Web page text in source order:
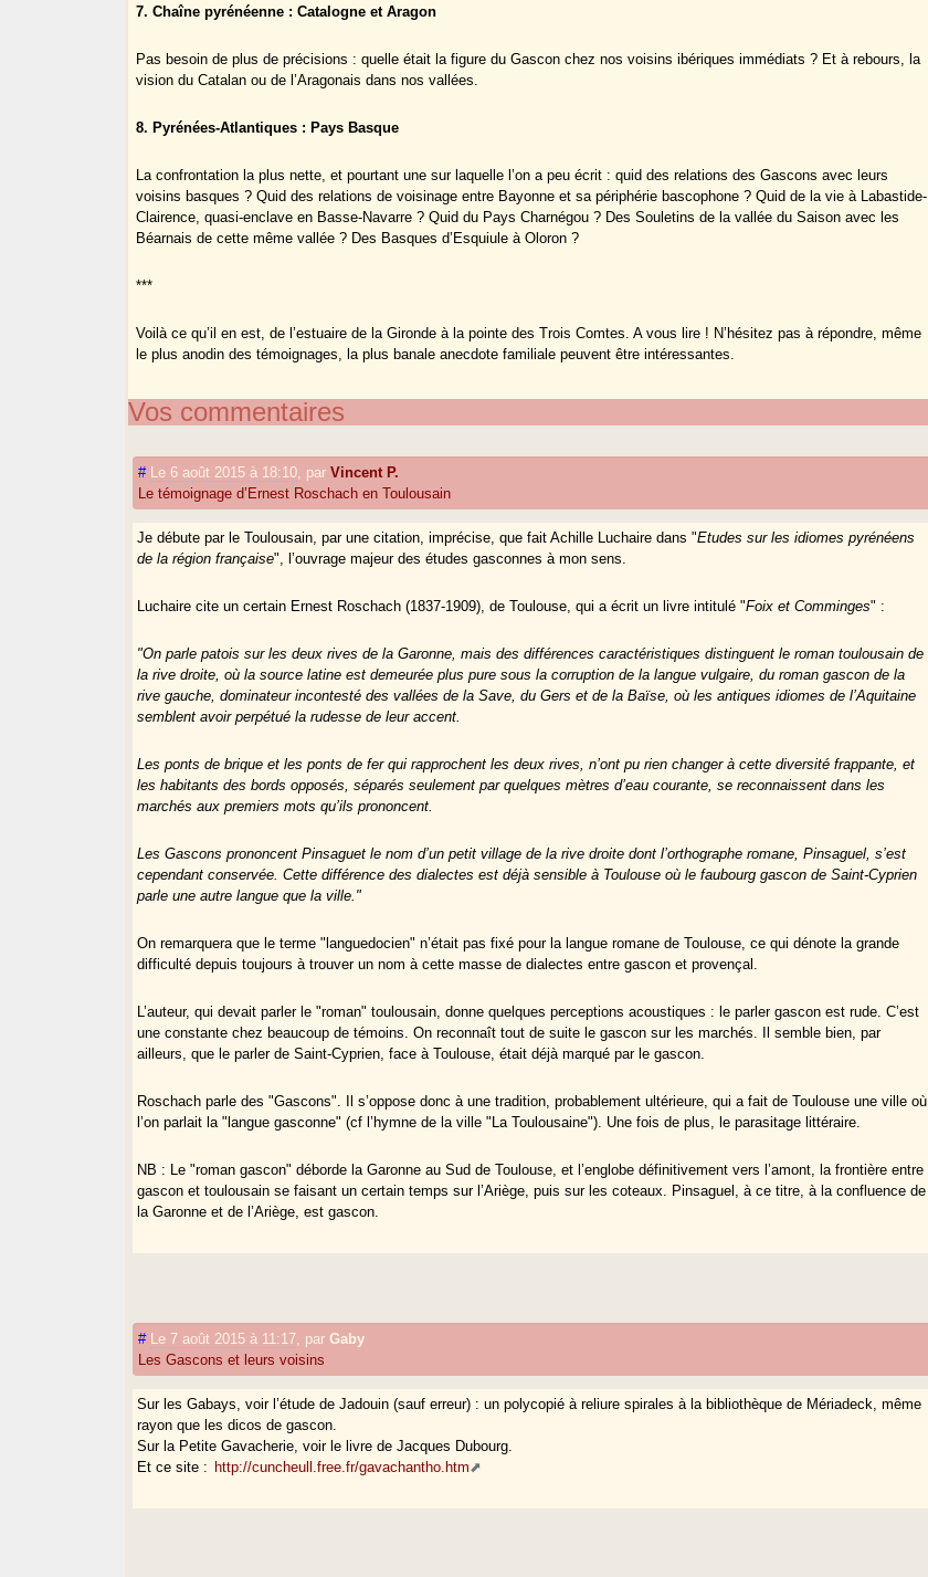
7. Chaîne pyrénéenne : Catalogne et Aragon
Pas besoin de plus de précisions : quelle était la figure du Gascon chez nos voisins ibériques immédiats ? Et à rebours, la
vision du Catalan ou de l’Aragonais dans nos vallées.
8. Pyrénées-Atlantiques : Pays Basque
La confrontation la plus nette, et pourtant une sur laquelle l’on a peu écrit : quid des relations des Gascons avec leurs
voisins basques ? Quid des relations de voisinage entre Bayonne et sa périphérie bascophone ? Quid de la vie à Labastide-
Clairence, quasi-enclave en Basse-Navarre ? Quid du Pays Charnégou ? Des Souletins de la vallée du Saison avec les
Béarnais de cette même vallée ? Des Basques d’Esquiule à Oloron ?
***
Voilà ce qu’il en est, de l’estuaire de la Gironde à la pointe des Trois Comtes. A vous lire ! N’hésitez pas à répondre, même
le plus anodin des témoignages, la plus banale anecdote familiale peuvent être intéressantes.
Vos commentaires
# Le 6 août 2015 à 18:10 parVincent P.
Le témoignage d’Ernest Roschach en Toulousain
Je débute par le Toulousain, par une citation, imprécise, que fait Achille Luchaire dans "Etudes sur les idiomes pyrénéens
de la région française", l’ouvrage majeur des études gasconnes à mon sens.
Luchaire cite un certain Ernest Roschach (1837-1909), de Toulouse, qui a écrit un livre intitulé "Foix et Comminges" :
"On parle patois sur les deux rives de la Garonne, mais des différences caractéristiques distinguent le roman toulousain de
la rive droite, où la source latine est demeurée plus pure sous la corruption de la langue vulgaire, du roman gascon de la
rive gauche, dominateur incontesté des vallées de la Save, du Gers et de la Baïse, où les antiques idiomes de l’Aquitaine
semblent avoir perpétué la rudesse de leur accent.
Les ponts de brique et les ponts de fer qui rapprochent les deux rives, n’ont pu rien changer à cette diversité frappante, et
les habitants des bords opposés, séparés seulement par quelques mètres d’eau courante, se reconnaissent dans les
marchés aux premiers mots qu’ils prononcent.
Les Gascons prononcent Pinsaguet le nom d’un petit village de la rive droite dont l’orthographe romane, Pinsaguel, s’est
cependant conservée. Cette différence des dialectes est déjà sensible à Toulouse où le faubourg gascon de Saint-Cyprien
parle une autre langue que la ville."
On remarquera que le terme "languedocien" n’était pas fixé pour la langue romane de Toulouse, ce qui dénote la grande
difficulté depuis toujours à trouver un nom à cette masse de dialectes entre gascon et provençal.
L’auteur, qui devait parler le "roman" toulousain, donne quelques perceptions acoustiques : le parler gascon est rude. C’est
une constante chez beaucoup de témoins. On reconnaît tout de suite le gascon sur les marchés. Il semble bien, par
ailleurs, que le parler de Saint-Cyprien, face à Toulouse, était déjà marqué par le gascon.
Roschach parle des "Gascons". Il s’oppose donc à une tradition, probablement ultérieure, qui a fait de Toulouse une ville où
l’on parlait la "langue gasconne" (cf l’hymne de la ville "La Toulousaine"). Une fois de plus, le parasitage littéraire.
NB : Le "roman gascon" déborde la Garonne au Sud de Toulouse, et l’englobe définitivement vers l’amont, la frontière entre
gascon et toulousain se faisant un certain temps sur l’Ariège, puis sur les coteaux. Pinsaguel, à ce titre, à la confluence de
la Garonne et de l’Ariège, est gascon.
# Le 7 août 2015 à 11:17 parGaby
Les Gascons et leurs voisins
Sur les Gabays, voir l’étude de Jadouin (sauf erreur) : un polycopié à reliure spirales à la bibliothèque de Mériadeck, même
rayon que les dicos de gascon.
Sur la Petite Gavacherie, voir le livre de Jacques Dubourg.
Et ce site : http://cuncheull.free.fr/gavachantho.htm